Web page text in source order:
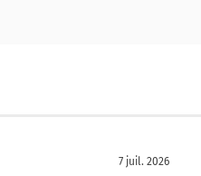
7 juil. 2026